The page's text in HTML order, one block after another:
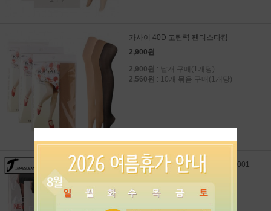
카사이 40D 고탄력 팬티스타킹
2,900원
2,900원 : 낱개 구매(1개당)
2,560원 : 10개 묶음 구매(1개당)
제임스딘 15D 고탄력 팬티스타킹 001
1,670원: 낱개 구매(1개당)
1,580원: 12개 묶음 구매(1개당)